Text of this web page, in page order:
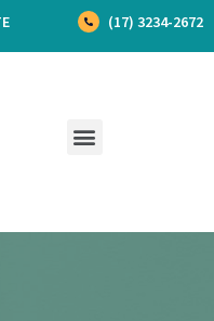
(17) 3234-2672